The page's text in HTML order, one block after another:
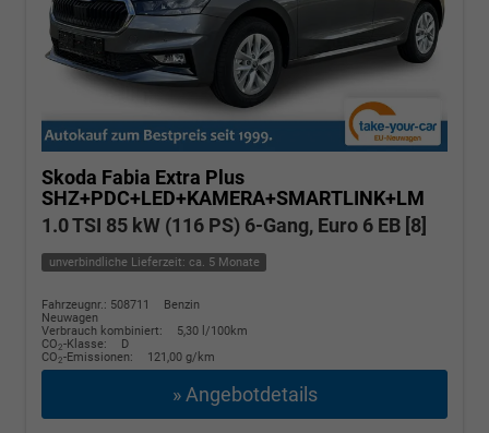
Skoda Fabia Extra Plus
SHZ+PDC+LED+KAMERA+SMARTLINK+LM
1.0 TSI 85 kW (116 PS) 6-Gang, Euro 6 EB [8]
unverbindliche Lieferzeit: ca. 5 Monate
Fahrzeugnr.: 508711
Benzin
Neuwagen
Verbrauch kombiniert:
5,30 l/100km
CO2-Klasse:
D
CO2-Emissionen: 121,00 g/km
» Angebotdetails